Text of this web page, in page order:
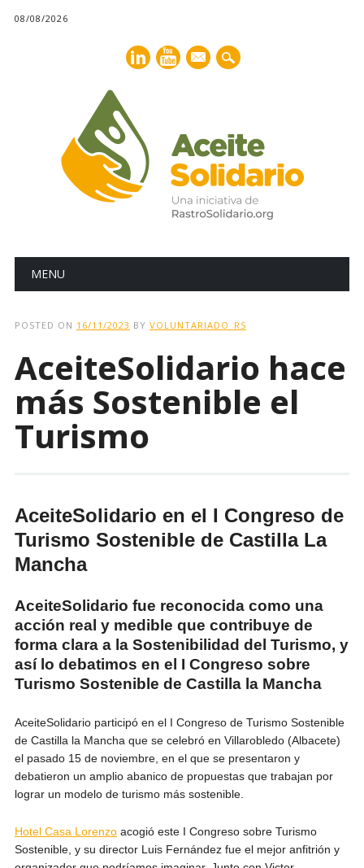
08/08/2026
mail
Main menu
MENU
POSTED ON 16/11/2023 BY VOLUNTARIADO_RS
AceiteSolidario hace
más Sostenible el
Turismo
AceiteSolidario en el I Congreso de
Turismo Sostenible de Castilla La
Mancha
AceiteSolidario fue reconocida como una
acción real y medible que contribuye de
forma clara a la Sostenibilidad del Turismo, y
así lo debatimos en el I Congreso sobre
Turismo Sostenible de Castilla la Mancha
AceiteSolidario participó en el I Congreso de Turismo Sostenible
de Castilla la Mancha que se celebró en Villarobledo (Albacete)
el pasado 15 de noviembre, en el que se presentaron y
debatieron un amplio abanico de propuestas que trabajan por
lograr un modelo de turismo más sostenible.
Hotel Casa Lorenzoacogió este I Congreso sobre Turismo
Sostenible, y su director Luis Fernández fue el mejor anfitrión y